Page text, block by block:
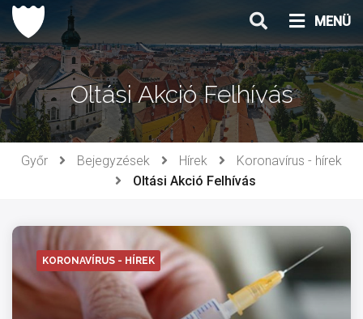
Ugrás
tartalomhoz
MENÜ
Oltási Akció Felhívás
Győr Bejegyzések Hírek
Koronavírus - hírek
Oltási Akció Felhívás
KORONAVÍRUS - HÍREK